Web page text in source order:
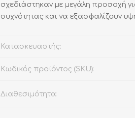
σχεδιάστηκαν με μεγάλη προσοχή
συχνότητας και να εξασφαλίζουν
Κατασκευαστής:
Κωδικός προϊόντος (SKU):
Διαθεσιμότητα: